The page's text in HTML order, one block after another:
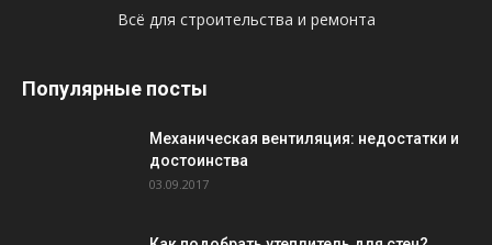
Всё для строительства и ремонта
Популярные посты
Механическая вентиляция: недостатки и
достоинства
03.09.2017